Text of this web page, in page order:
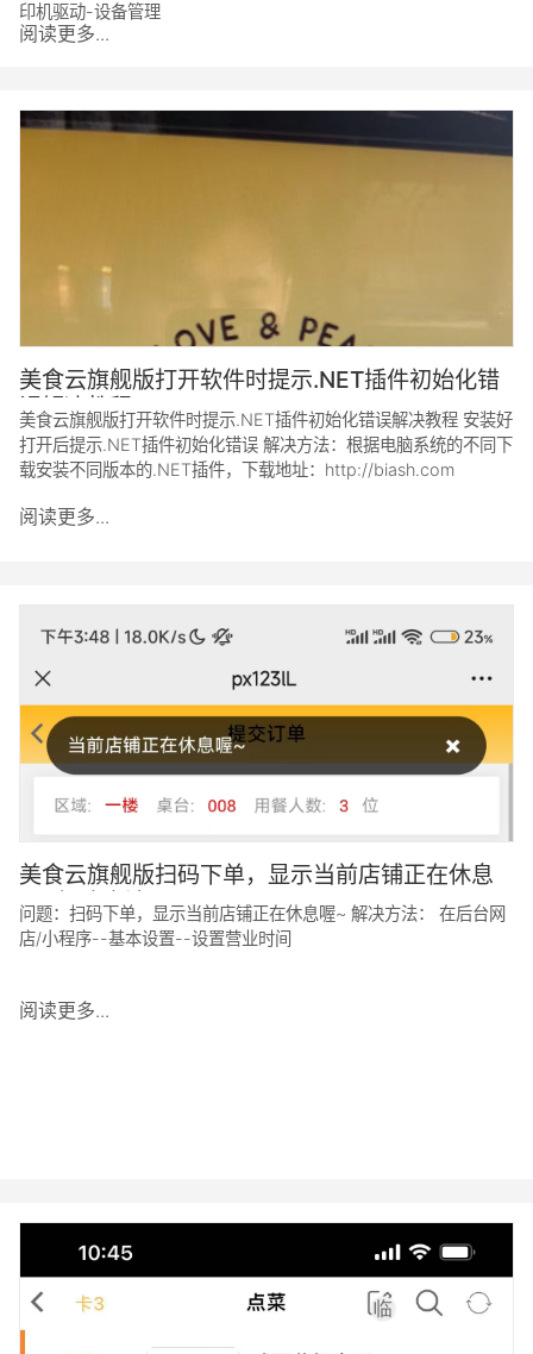
印机驱动-设备管理
阅读更多...
美食云旗舰版打开软件时提示.NET插件初始化错
误解决教程
美食云旗舰版打开软件时提示.NET插件初始化错误解决教程 安装好
打开后提示.NET插件初始化错误 解决方法：根据电脑系统的不同下
载安装不同版本的.NET插件，下载地址：http://biash.com
阅读更多...
美食云旗舰版扫码下单，显示当前店铺正在休息
喔~解决方法
问题：扫码下单，显示当前店铺正在休息喔~ 解决方法： 在后台网
店/小程序--基本设置--设置营业时间
阅读更多...